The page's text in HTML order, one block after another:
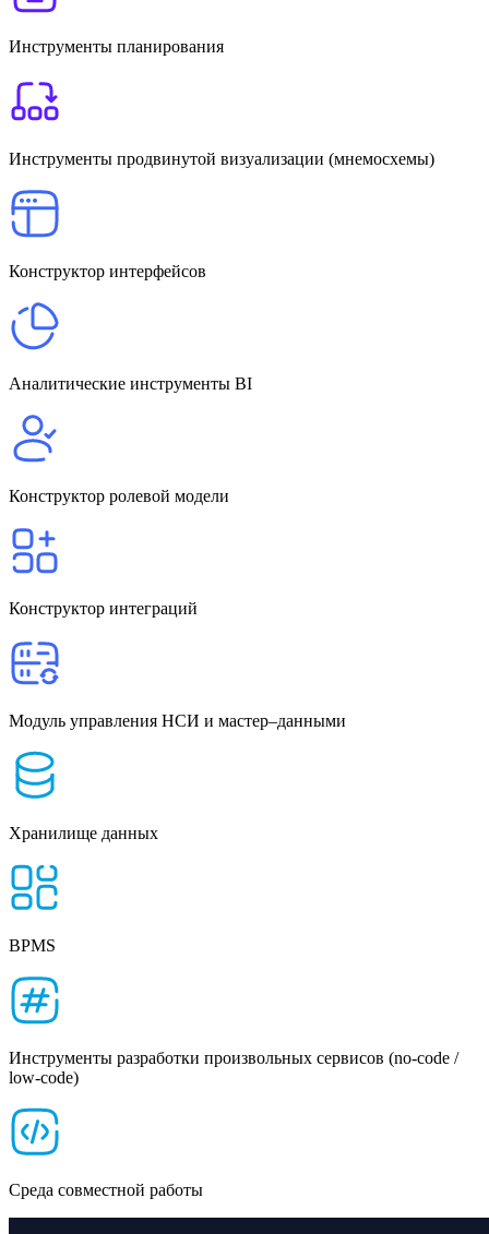
Инструменты планирования
Инструменты продвинутой визуализации (мнемосхемы)
Конструктор интерфейсов
Аналитические инструменты BI
Конструктор ролевой модели
Конструктор интеграций
Модуль управления НСИ и мастер–данными
Хранилище данных
BPMS
Инструменты разработки произвольных сервисов (no-code /
low-code)
Среда совместной работы